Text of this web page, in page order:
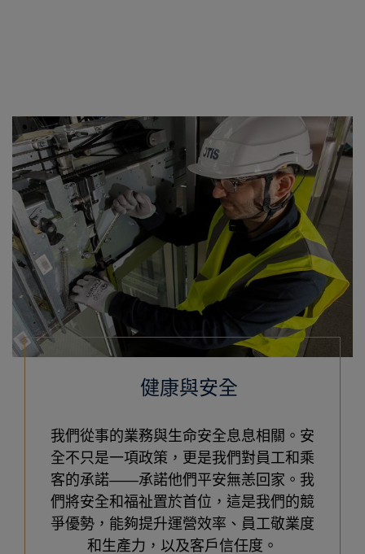
健康與安全
我們從事的業務與生命安全息息相關。安
全不只是一項政策，更是我們對員工和乘
客的承諾——承諾他們平安無恙回家。我
們將安全和福祉置於首位，這是我們的競
爭優勢，能夠提升運營效率、員工敬業度
和生產力，以及客戶信任度。